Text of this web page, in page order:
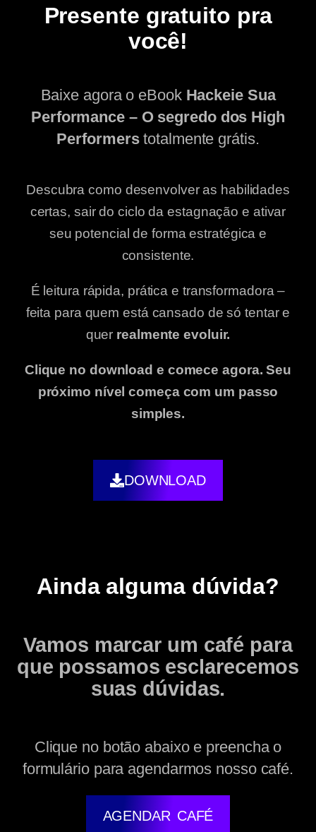
Presente gratuito pra
você!
Baixe agora o eBook Hackeie Sua
Performance – O segredo dos High
Performerstotalmente grátis.
Descubra como desenvolver as habilidades
certas, sair do ciclo da estagnação e ativar
seu potencial de forma estratégica e
consistente.
É leitura rápida, prática e transformadora –
feita para quem está cansado de só tentar e
quer realmente evoluir.
Clique no download e comece agora. Seu
próximo nível começa com um passo
simples.
DOWNLOAD
Ainda alguma dúvida?
Vamos marcar um café para
que possamos esclarecemos
suas dúvidas.
Clique no botão abaixo e preencha o
formulário para agendarmos nosso café.
AGENDAR CAFÉ